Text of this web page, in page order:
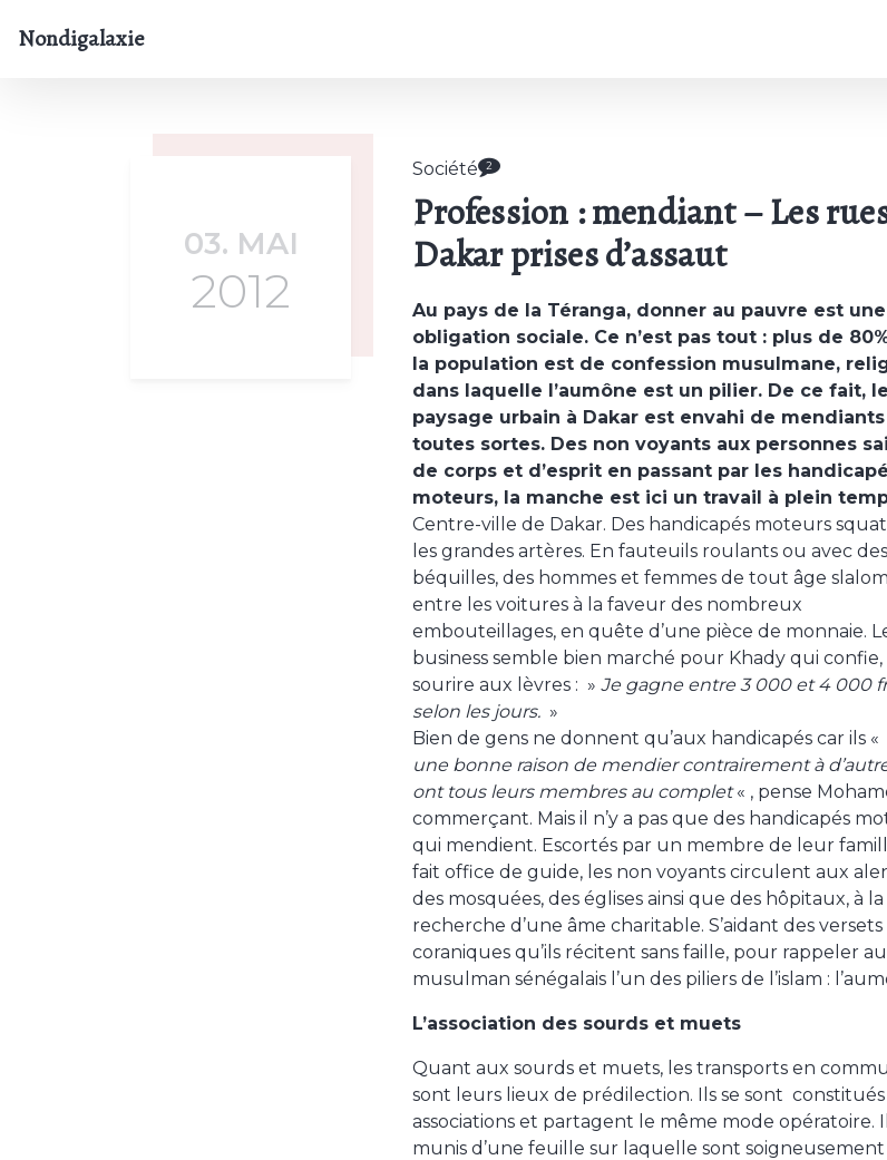
Nondigalaxie
03. MAI
2012
Société 2
Profession : mendiant – Les
Dakar prises d’assaut
Au pays de la Téranga, donner au pauvre est une
obligation sociale. Ce n’est pas tout : plus de
la population est de confession musulmane,
dans laquelle l’aumône est un pilier. De ce fait, le
paysage urbain à Dakar est envahi de
toutes sortes. Des non voyants aux personnes
de corps et d’esprit en passant par les
moteurs, la manche est ici un travail à plein
Centre-ville de Dakar. Des handicapés moteurs
les grandes artères. En fauteuils roulants ou avec des
béquilles, des hommes et femmes de tout âge
entre les voitures à la faveur des nombreux
embouteillages, en quête d’une pièce de monnaie.
business semble bien marché pour Khady qui confie,
sourire aux lèvres : »Je gagne entre 3 000 et 4 000
selon les jours. »
Bien de gens ne donnent qu’aux handicapés car ils «
une bonne raison de mendier contrairement à
ont tous leurs membres au complet« , pense
commerçant. Mais il n’y a pas que des handicapés
qui mendient. Escortés par un membre de leur
fait office de guide, les non voyants circulent aux
des mosquées, des églises ainsi que des hôpitaux, à la
recherche d’une âme charitable. S’aidant des versets
coraniques qu’ils récitent sans faille, pour rappeler au
musulman sénégalais l’un des piliers de l’islam :
L’association des sourds et muets
Quant aux sourds et muets, les transports en
sont leurs lieux de prédilection. Ils se sont
associations et partagent le même mode opératoire.
munis d’une feuille sur laquelle sont soigneusement